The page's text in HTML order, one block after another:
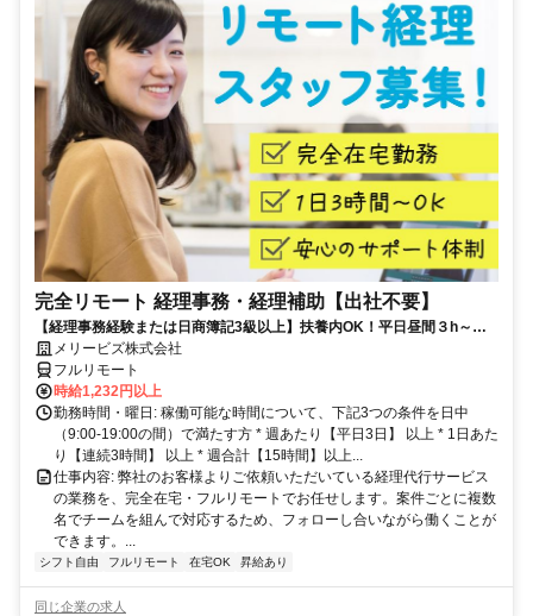
完全リモート 経理事務・経理補助【出社不要】
【経理事務経験または日商簿記3級以上】扶養内OK！平日昼間３h～。
完全在宅で育児・介護中の方も大歓迎♪
メリービズ株式会社
フルリモート
時給1,232円以上
勤務時間・曜日: 稼働可能な時間について、下記3つの条件を日中
（9:00-19:00の間）で満たす方 * 週あたり【平日3日】 以上 * 1日あた
り【連続3時間】 以上 * 週合計【15時間】以上...
仕事内容: 弊社のお客様よりご依頼いただいている経理代行サービス
の業務を、完全在宅・フルリモートでお任せします。案件ごとに複数
名でチームを組んで対応するため、フォローし合いながら働くことが
できます。...
シフト自由 フルリモート 在宅OK 昇給あり
同じ企業の求人